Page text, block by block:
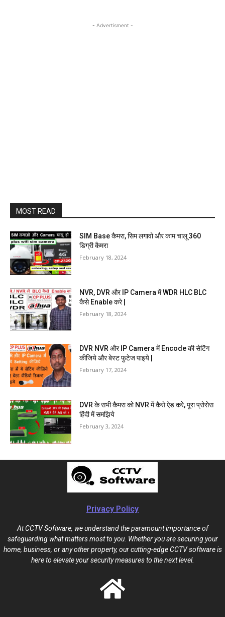
- Advertisment -
MOST READ
SIM Base कैमरा, सिम लगावो और काम चालू 360
डिग्री कैमरा
February 18, 2024
NVR, DVR और IP Camera में WDR HLC BLC
कैसे Enable करे |
February 18, 2024
DVR NVR और IP Camera में Encode की सेटिंग
कीजिये और बेस्ट फुटेज पाइये |
February 17, 2024
DVR के सभी कैमरा को NVR में कैसे ऐड करे, पूरा प्रोसेस
हिंदी में समझिये
February 3, 2024
Privacy Policy
At CCTV Software, we understand the paramount importance of
safeguarding what matters most to you. Whether you are securing your
home, business, or any other property, our cutting-edge CCTV software is
here to elevate your security measures to the next level.